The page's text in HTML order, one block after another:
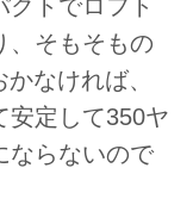
トでロフト
、そもそもの
なければ、
安定して350ヤ
ならないので